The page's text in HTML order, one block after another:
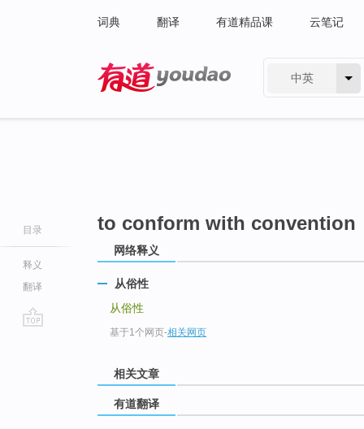
词典 翻译 有道精品课 云笔记
中英
目录
释义
翻译
to conform with convention
网络释义
从俗性
从俗性
基于1个网页-相关网页
相关文章
有道翻译